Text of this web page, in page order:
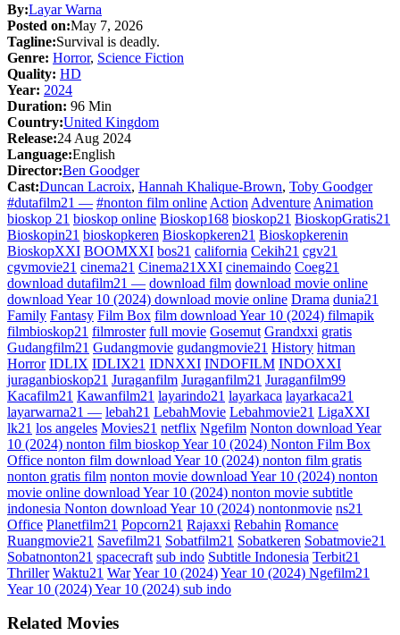
By:Layar Warna
Posted on:May 7, 2026
Tagline:Survival is deadly.
Genre: Horror, Science Fiction
Quality: HD
Year: 2024
Duration: 96 Min
Country:United Kingdom
Release:24 Aug 2024
Language:English
Director:Ben Goodger
Cast:Duncan Lacroix, Hannah Khalique-Brown, Toby Goodger
#dutafilm21 — #nonton film online Action Adventure Animation
bioskop 21 bioskop online Bioskop168 bioskop21 BioskopGratis21
Bioskopin21 bioskopkeren Bioskopkeren21 Bioskopkerenin
BioskopXXI BOOMXXI bos21 california Cekih21 cgv21
cgvmovie21 cinema21 Cinema21XXI cinemaindo Coeg21
download dutafilm21 — download film download movie online
download Year 10 (2024) download movie online Drama dunia21
Family Fantasy Film Box film download Year 10 (2024) filmapik
filmbioskop21 filmroster full movie Gosemut Grandxxi gratis
Gudangfilm21 Gudangmovie gudangmovie21 History hitman
Horror IDLIX IDLIX21 IDNXXI INDOFILM INDOXXI
juraganbioskop21 Juraganfilm Juraganfilm21 Juraganfilm99
Kacafilm21 Kawanfilm21 layarindo21 layarkaca layarkaca21
layarwarna21 — lebah21 LebahMovie Lebahmovie21 LigaXXI
lk21 los angeles Movies21 netflix Ngefilm Nonton download Year
10 (2024) nonton film bioskop Year 10 (2024) Nonton Film Box
Office nonton film download Year 10 (2024) nonton film gratis
nonton gratis film nonton movie download Year 10 (2024) nonton
movie online download Year 10 (2024) nonton movie subtitle
indonesia Nonton download Year 10 (2024) nontonmovie ns21
Office Planetfilm21 Popcorn21 Rajaxxi Rebahin Romance
Ruangmovie21 Savefilm21 Sobatfilm21 Sobatkeren Sobatmovie21
Sobatnonton21 spacecraft sub indo Subtitle Indonesia Terbit21
Thriller Waktu21 WarYear 10 (2024)Year 10 (2024) Ngefilm21
Year 10 (2024) Year 10 (2024) sub indo
Related Movies